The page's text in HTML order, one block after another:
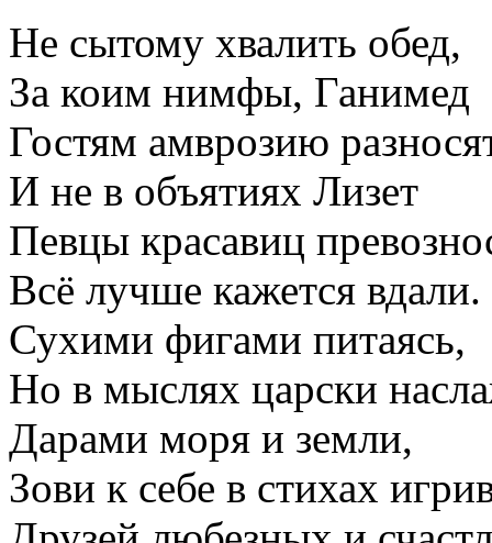
Не сытому хвалить обед,
За коим нимфы, Ганимед
Гостям амврозию
И не в объятиях Лизет
Певцы красавиц
Всё лучше кажется вдали.
Сухими фигами питаясь,
Но в мыслях царски
Дарами моря и земли,
Зови к себе в стихах